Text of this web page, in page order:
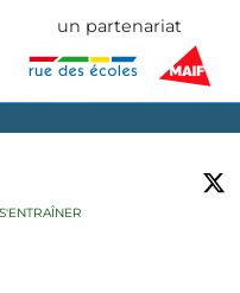
un partenariat